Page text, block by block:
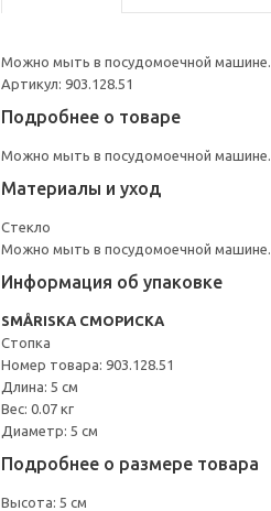
Можно мыть в посудомоечной машине.
Артикул: 903.128.51
Подробнее о товаре
Можно мыть в посудомоечной машине.
Материалы и уход
Стекло
Можно мыть в посудомоечной машине.
Информация об упаковке
SMÅRISKA СМОРИСКА
Стопка
Номер товара: 903.128.51
Длина: 5 см
Вес: 0.07 кг
Диаметр: 5 см
Подробнее о размере товара
Высота: 5 см